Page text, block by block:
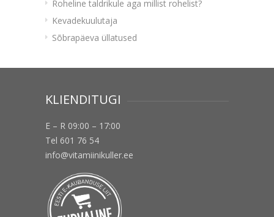
Roheline taldrikule aga millist rohelist?
Kevadekuulutaja
Sõbrapäeva üllatused
KLIENDITUGI
E – R 09:00 – 17:00
Tel 601 76 54
info@vitamiinikuller.ee